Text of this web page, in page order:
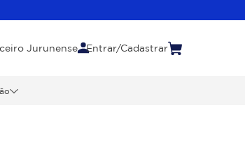
Jurunense Entrar/Cadastrar